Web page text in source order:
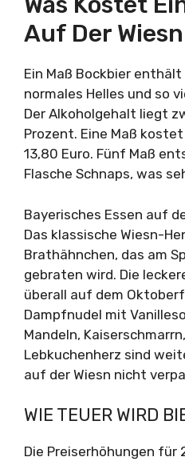
Auf Der Wiesn
Ein Maß Bockbier
normales Helles und so
Der Alkoholgehalt liegt
Prozent. Eine Maß
13,80 Euro. Fünf Maß
Flasche Schnaps, was
Bayerisches Essen auf
Das klassische Wiesn-
Brathähnchen, das am
gebraten wird. Die
überall auf dem
Dampfnudel mit
Mandeln,
Lebkuchenherz sind
auf der Wiesn nicht
WIE TEUER WIRD
Die Preiserhöhungen für